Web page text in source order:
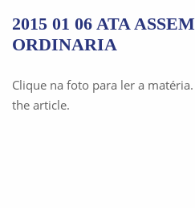
2015 01 06 ATA
ORDINARIA
Clique na foto para ler a
the article.